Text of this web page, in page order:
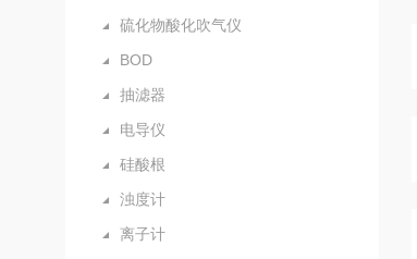
硫化物酸化吹气仪
BOD
抽滤器
电导仪
硅酸根
浊度计
离子计